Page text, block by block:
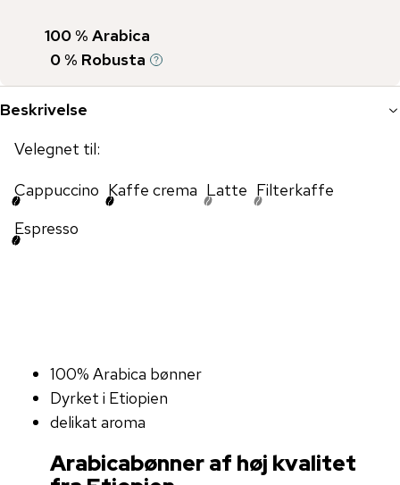
100% Arabica
0% Robusta
Beskrivelse
Velegnet til:
Cappuccino Kaffe crema Latte Filterkaffe
Espresso
100% Arabica bønner
Dyrket i Etiopien
delikat aroma
Arabicabønner af høj kvalitet